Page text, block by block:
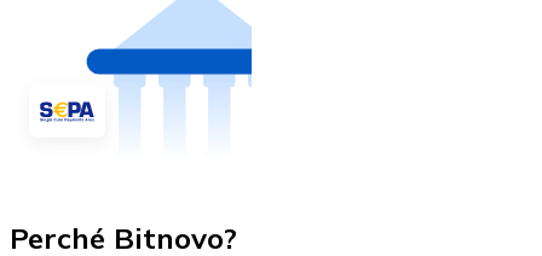
Perché Bitnovo?